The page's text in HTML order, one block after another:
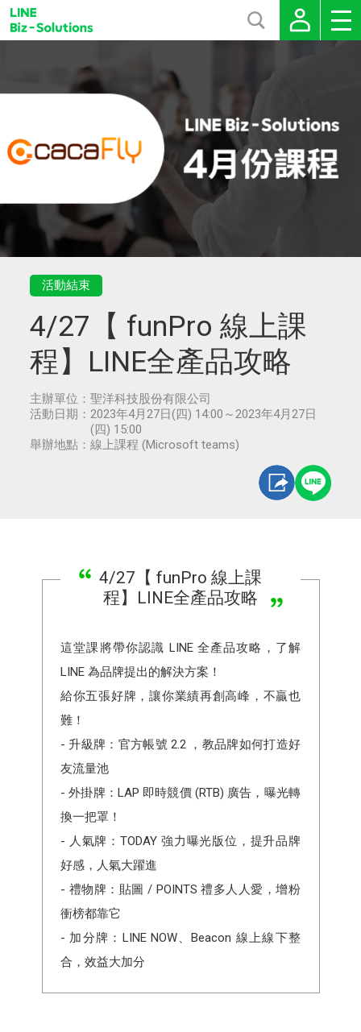
活動結束
4/27【 funPro 線上課
程】LINE全產品攻略
主辦單位： 聖洋科技股份有限公司
活動日期： 2023年4月27日(四) 14:00～2023年4月27日
(四) 15:00
舉辦地點： 線上課程 (Microsoft teams)
4/27【 funPro 線上課
程】LINE全產品攻略
這堂課將帶你認識 LINE 全產品攻略，了解
LINE 為品牌提出的解決方案！
給你五張好牌，讓你業績再創高峰，不贏也
難！
- 升級牌：官方帳號 2.2 ，教品牌如何打造好
友流量池
- 外掛牌：LAP 即時競價 (RTB) 廣告，曝光轉
換一把罩！
- 人氣牌：TODAY 強力曝光版位，提升品牌
好感，人氣大躍進
- 禮物牌：貼圖 / POINTS 禮多人人愛，增粉
衝榜都靠它
- 加分牌：LINE NOW、Beacon 線上線下整
合，效益大加分